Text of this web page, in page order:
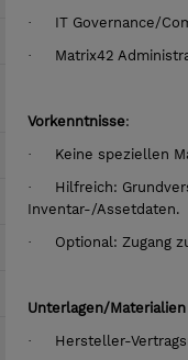
·
IT Governance/
·
Matrix42
Vorkenntnisse:
·
Keine speziellen
·
Hilfreich:
Inventar-/Assetdaten.
·
Optional: Zugang
Unterlagen/
·
Hersteller-